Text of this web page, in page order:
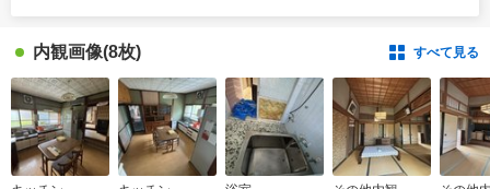
内観画像(8枚) すべて見る